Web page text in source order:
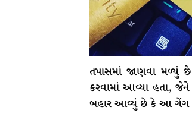
તપાસમાં જાણવા મળ્યું છે
કરવામાં આવ્યા હતા,
બહાર આવ્યું છે કે આ ગેંગ